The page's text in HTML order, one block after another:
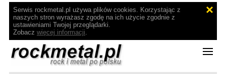
Serwis rockmetal.pl używa plików cookies. Korzystając z
naszych stron wyrażasz zgodę na ich użycie zgodnie z
ustawieniami Twojej przeglądarki.
Zobacz więcej informacji.